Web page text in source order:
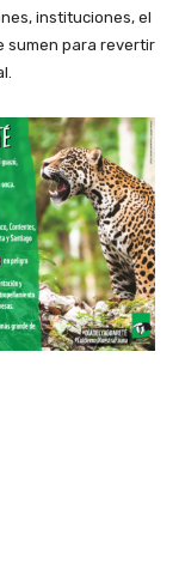
instituciones, el
sumen para revertir